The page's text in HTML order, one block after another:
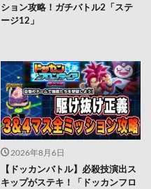
ション攻略！ガチバトル2「ステ
ージ12」
2026年8月6日
【ドッカンバトル】必殺技演出ス
キップがステキ！「ドッカンフロ